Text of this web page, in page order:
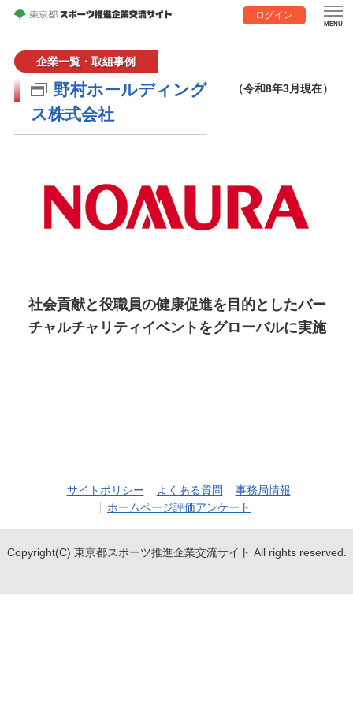
ログイン
企業一覧・取組事例
野村ホールディング
ス株式会社
（令和8年3月現在）
社会貢献と役職員の健康促進を目的としたバー
チャルチャリティイベントをグローバルに実施
サイトポリシー よくある質問
事務局情報
ホームページ評価アンケート
Copyright(C) 東京都スポーツ推進企業交流サイト All rights reserved.